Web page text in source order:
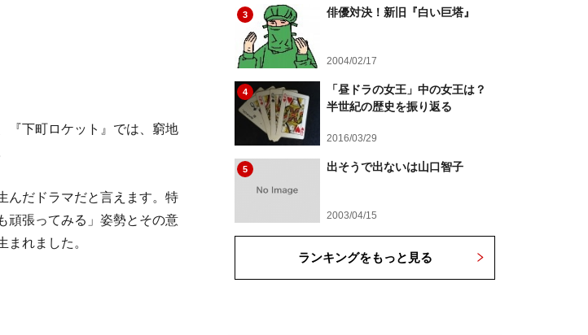
『下町ロケット』では、窮地
んだドラマだと言えます。特
頑張ってみる」姿勢とその意
れました。
3 俳優対決！新旧『白い巨塔』
2004/02/17
4
「昼ドラの女王」中の女王は？
半世紀の歴史を振り返る
2016/03/29
5 出そうで出ないは山口智子
2003/04/15
ランキングをもっと見る